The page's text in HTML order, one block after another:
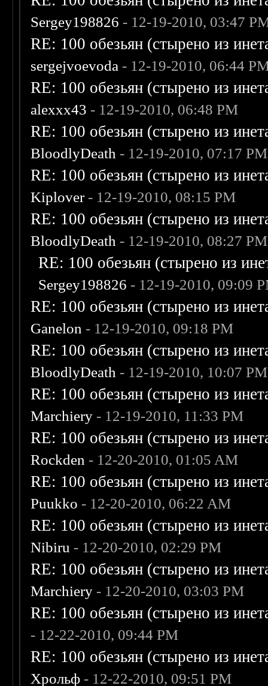
Sergey198826 - 12-19-2010, 03:47
RE: 100 обезьян (стырено из
sergejvoevoda - 12-19-2010, 06:44
RE: 100 обезьян (стырено из
alexxx43 - 12-19-2010, 06:48 PM
RE: 100 обезьян (стырено из
BloodlyDeath - 12-19-2010, 07:17 PM
RE: 100 обезьян (стырено из
Kiplover- 12-19-2010, 08:15 PM
RE: 100 обезьян (стырено из
BloodlyDeath - 12-19-2010, 08:27 PM
RE: 100 обезьян (стырено из
Sergey198826 - 12-19-2010, 09:09
RE: 100 обезьян (стырено из
Ganelon - 12-19-2010, 09:18 PM
RE: 100 обезьян (стырено из
BloodlyDeath - 12-19-2010, 10:07 PM
RE: 100 обезьян (стырено из
Marchiery - 12-19-2010, 11:33 PM
RE: 100 обезьян (стырено из
Rockden - 12-20-2010, 01:05 AM
RE: 100 обезьян (стырено из
Puukko - 12-20-2010, 06:22 AM
RE: 100 обезьян (стырено из
Nibiru - 12-20-2010, 02:29 PM
RE: 100 обезьян (стырено из
Marchiery - 12-20-2010, 03:03 PM
RE: 100 обезьян (стырено из
- 12-22-2010, 09:44 PM
RE: 100 обезьян (стырено из
Хрольф - 12-22-2010, 09:51 PM